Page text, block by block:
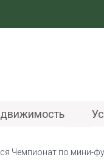
Чемпионат по мини-